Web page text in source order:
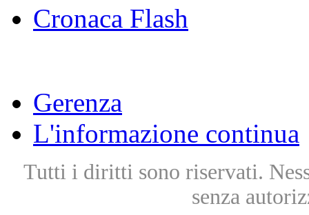
Cronaca Flash
Gerenza
L'informazione continua
Tutti i diritti sono riservati.
senza